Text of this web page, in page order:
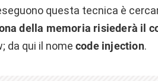
questa tecnica è
della memoria risiederà il
da qui il nome code injection.